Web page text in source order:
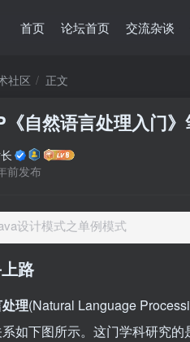
首页 论坛首页 交流杂谈
社区 正文
《自然语言处理入门
前发布
设计模式之单例模式
路
理(Natural Language
如下图所示。这门学科研究